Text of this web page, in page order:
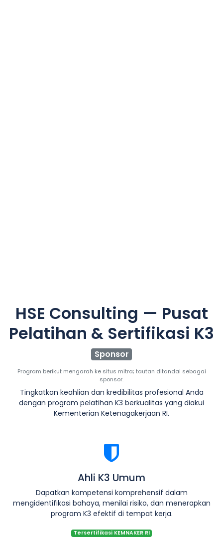
HSE Consulting — Pusat
Pelatihan & Sertifikasi K3
Sponsor
Program berikut mengarah ke situs mitra; tautan ditandai sebagai
sponsor.
Tingkatkan keahlian dan kredibilitas profesional Anda
dengan program pelatihan K3 berkualitas yang diakui
Kementerian Ketenagakerjaan RI.
Ahli K3 Umum
Dapatkan kompetensi komprehensif dalam
mengidentifikasi bahaya, menilai risiko, dan menerapkan
program K3 efektif di tempat kerja.
Tersertifikasi KEMNAKER RI